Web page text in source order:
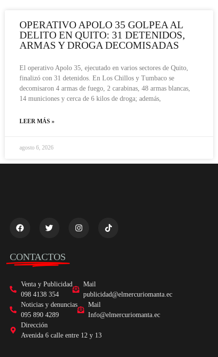
OPERATIVO APOLO 35 GOLPEA AL
DELITO EN QUITO: 31 DETENIDOS,
ARMAS Y DROGA DECOMISADAS
El operativo Apolo 35, ejecutado en varios sectores de Quito,
finalizó con 31 detenidos. En Los Chillos y Tumbaco se
decomisaron 4 armas de fuego, 2 carabinas, 48 armas blancas,
14 municiones y cerca de 6 kilos de droga; además,
LEER MÁS »
agosto 6, 2026
CONTACTOS
Venta y Publicidad
098 4138 354
Mail
publicidad@elmercuriomanta.ec
Noticias y denuncias
095 890 4289
Mail
Info@elmercuriomanta.ec
Dirección
Avenida 6 calle entre 12 y 13